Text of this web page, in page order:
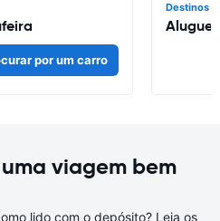
por um carro
Destinos
viagem bem
lido com o depósito? Leia os